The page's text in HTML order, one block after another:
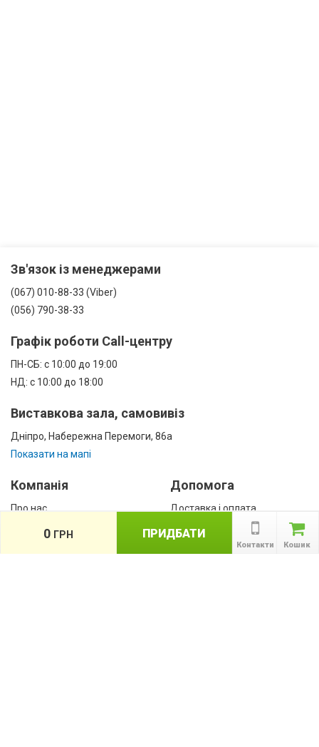
Зв'язок із менеджерами
(067) 010-88-33 (Viber)
(056) 790-38-33
Графік роботи Call-центру
ПН-СБ: с 10:00 до 19:00
НД: с 10:00 до 18:00
Виставкова зала, самовивіз
Дніпро, Набережна Перемоги, 86а
Показати на мапі
Компанія
Про нас
Допомога
Доставка і оплата
Кошик
Контакти
ПРИДБАТИ
0 ГРН